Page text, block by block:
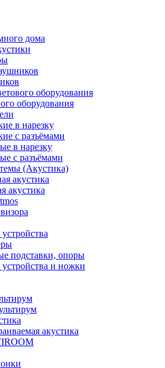
дома
оборудования
оборудования
в нарезку
с разъёмами
в нарезку
с разъёмами
(Акустика)
акустика
акустика
подставки, опоры
и ножки
акустика